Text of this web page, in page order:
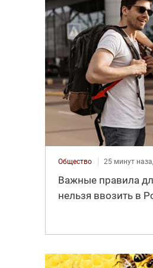
Общество 25 минут
Важные правила
нельзя ввозить в